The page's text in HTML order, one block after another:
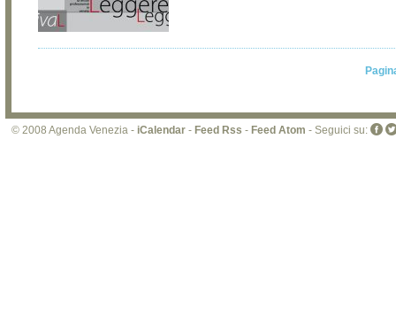
© 2008 Agenda Venezia - iCalendar - Feed Rss - Feed Atom - Seguici su: